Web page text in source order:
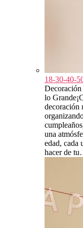
18-30-40-
Decoración
lo
decoración
una
edad, cada
hacer de